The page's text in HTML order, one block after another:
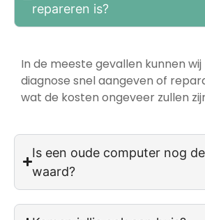
repareren is?
In de meeste gevallen kunnen wij
diagnose snel aangeven of
wat de kosten ongeveer zullen
Is een oude computer nog
waard?